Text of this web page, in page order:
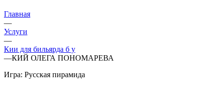
Главная
—
Услуги
—
Кии для бильярда б у
—КИЙ ОЛЕГА ПОНОМАРЕВА
Игра: Русская пирамида